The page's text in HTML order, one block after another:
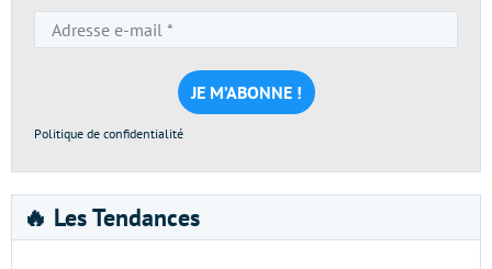
e-
mail
*
Politique de confidentialité
🔥 Les Tendances